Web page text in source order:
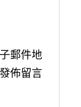
郵件地
佈留言